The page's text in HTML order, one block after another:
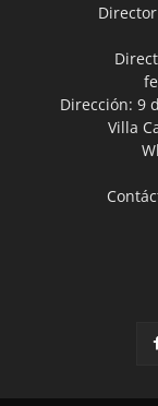
Dirección: 9
Villa